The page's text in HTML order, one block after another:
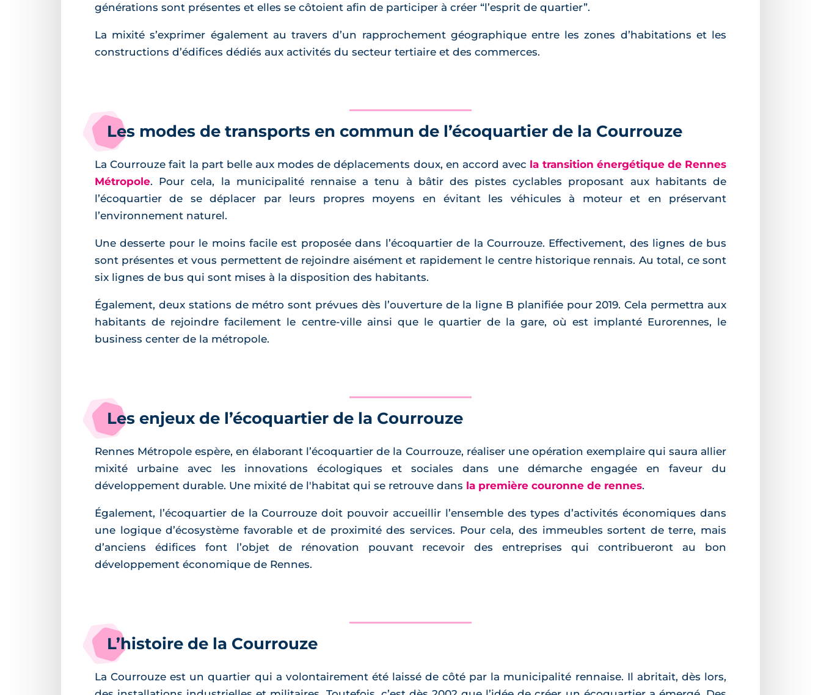
générations sont présentes et elles se côtoient afin de participer à créer “l’esprit de quartier”.
La mixité s’exprimer également au travers d’un rapprochement géographique entre les zones d’habitations et les
constructions d’édifices dédiés aux activités du secteur tertiaire et des commerces.
Les modes de transports en commun de l’écoquartier de la Courrouze
La Courrouze fait la part belle aux modes de déplacements doux, en accord avec la transition énergétique de Rennes
Métropole. Pour cela, la municipalité rennaise a tenu à bâtir des pistes cyclables proposant aux habitants de
l’écoquartier de se déplacer par leurs propres moyens en évitant les véhicules à moteur et en préservant
l’environnement naturel.
Une desserte pour le moins facile est proposée dans l’écoquartier de la Courrouze. Effectivement, des lignes de bus
sont présentes et vous permettent de rejoindre aisément et rapidement le centre historique rennais. Au total, ce sont
six lignes de bus qui sont mises à la disposition des habitants.
Également, deux stations de métro sont prévues dès l’ouverture de la ligne B planifiée pour 2019. Cela permettra aux
habitants de rejoindre facilement le centre-ville ainsi que le quartier de la gare, où est implanté Eurorennes, le
business center de la métropole.
Les enjeux de l’écoquartier de la Courrouze
Rennes Métropole espère, en élaborant l’écoquartier de la Courrouze, réaliser une opération exemplaire qui saura allier
mixité urbaine avec les innovations écologiques et sociales dans une démarche engagée en faveur du
développement durable. Une mixité de l'habitat qui se retrouve dans la première couronne de rennes.
Également, l’écoquartier de la Courrouze doit pouvoir accueillir l’ensemble des types d’activités économiques dans
une logique d’écosystème favorable et de proximité des services. Pour cela, des immeubles sortent de terre, mais
d’anciens édifices font l’objet de rénovation pouvant recevoir des entreprises qui contribueront au bon
développement économique de Rennes.
L’histoire de la Courrouze
La Courrouze est un quartier qui a volontairement été laissé de côté par la municipalité rennaise. Il abritait, dès lors,